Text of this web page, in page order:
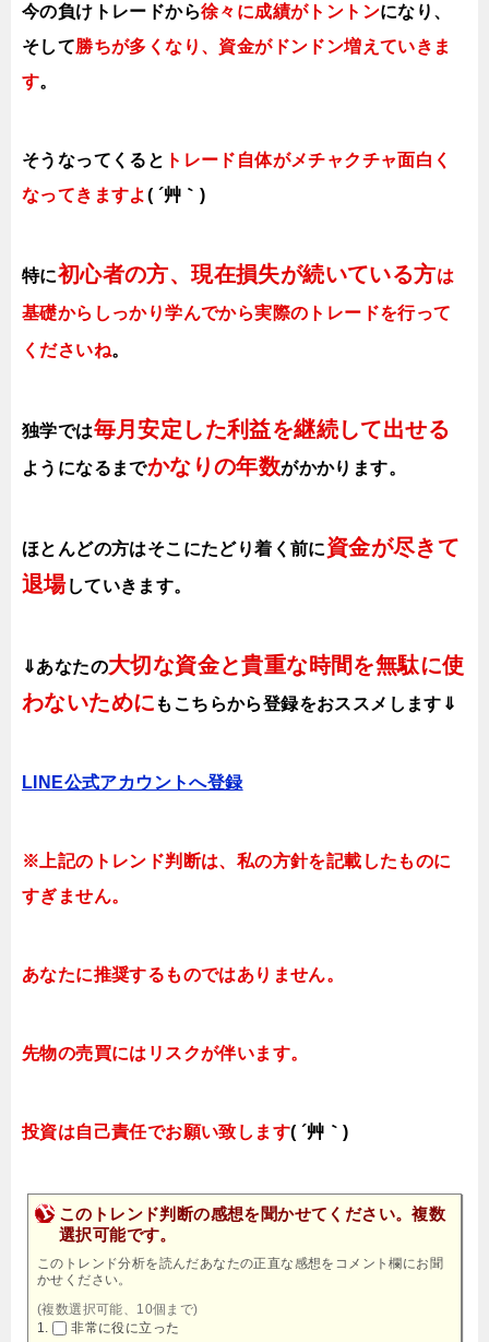
今の負けトレードから徐々に成績がトントンになり、
そして勝ちが多くなり、資金がドンドン増えていきま
す。
そうなってくると トレード自体がメチャクチャ面白く
なってきますよ ( ´艸｀)
特に初心者の方、現在損失が続いている方は
基礎からしっかり学んでから実際のトレードを行って
くださいね。
独学では毎月安定した利益を継続して出せる
ようになるまでかなりの年数がかかります。
ほとんどの方はそこにたどり着く前に資金が尽きて
退場していきます。
⇓あなたの大切な資金と貴重な時間を無駄に使
わないために も こちらから登録をおススメします⇓
LINE公式アカウントへ登録
※上記のトレンド判断は、私の方針を記載したものに
すぎません。
あなたに推奨するものではありません。
先物の売買にはリスクが伴います。
投資は自己責任でお願い致します( ´艸｀)
このトレンド判断の感想を聞かせてください。複数
選択可能です。
このトレンド分析を読んだあなたの正直な感想をコメント欄にお聞
かせください。
(複数選択可能、10個まで)
非常に役に立った